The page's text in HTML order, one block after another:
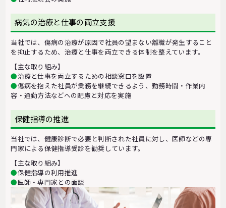
病気の治療と仕事の両立支援
当社では、傷病の治療が原因で社員の望まない離職が発生すること
を抑止するため、治療と仕事を両立できる体制を整えています。
【主な取り組み】
●治療と仕事を両立するための相談窓口を設置
●傷病を抱えた社員が業務を継続できるよう、勤務時間・作業内
容・通勤方法などへの配慮と対応を実施
保健指導の推進
当社では、健康診断で必要と判断された社員に対し、医師などの専
門家による保健指導受診を勧奨しています。
【主な取り組み】
●保健指導の利用推進
●医師・専門家との面談